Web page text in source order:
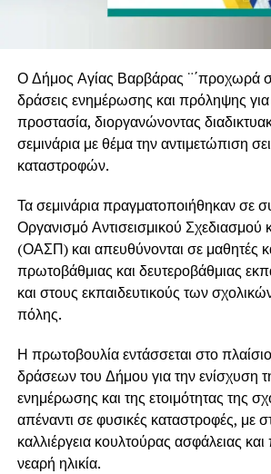
Ο Δήμος Αγίας Βαρβάρας ¨΄προχωρά
δράσεις ενημέρωσης και πρόληψης για
προστασία, διοργανώνοντας
σεμινάρια με θέμα την αντιμετώπιση
καταστροφών.
Τα σεμινάρια πραγματοποιήθηκαν σε
Οργανισμό Αντισεισμικού Σχεδιασμού
(ΟΑΣΠ) και απευθύνονται σε μαθητές
πρωτοβάθμιας και δευτεροβάθμιας
και στους εκπαιδευτικούς των
πόλης.
Η πρωτοβουλία εντάσσεται στο
δράσεων του Δήμου για την ενίσχυση
ενημέρωσης και της ετοιμότητας της
απέναντι σε φυσικές καταστροφές, με
καλλιέργεια κουλτούρας ασφάλειας
νεαρή ηλικία.